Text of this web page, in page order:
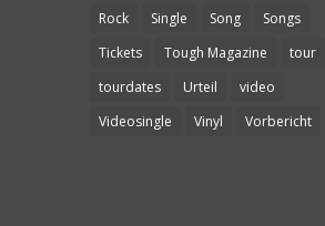
Rock
Single Song
Songs
Tickets
Tough Magazine
tour
tourdates
Urteil
video
Videosingle
Vinyl Vorbericht